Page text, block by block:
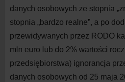
danych osobowych ze stopnia
stopnia „bardzo realne”, a po
przewidywanych przez RODO
mln euro lub do 2% wartości
przedsiębiorstwa) ignorancja
danych osobowych od 25 maja